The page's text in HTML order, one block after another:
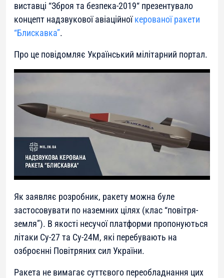
виставці “Зброя та безпека-2019“ презентувало
концепт надзвукової авіаційноїкерованої ракети
“Блискавка”.
Про це повідомляє Український мілітарний портал.
Як заявляє розробник, ракету можна буле
застосовувати по наземних цілях (клас “повітря-
земля”). В якості несучої платформи пропонуються
літаки Су-27 та Су-24М, які перебувають на
озброєнні Повітряних сил України.
Ракета не вимагає суттєвого переобладнання цих